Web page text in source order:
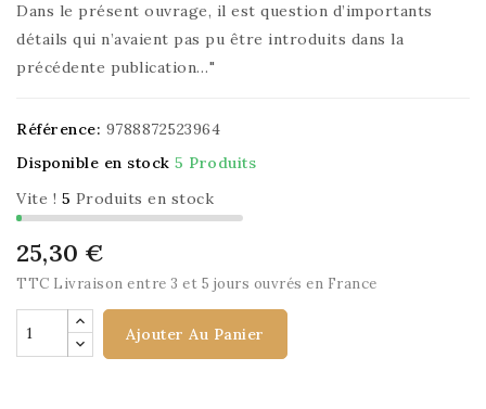
Dans le présent ouvrage, il est question d’importants
détails qui n’avaient pas pu être introduits dans la
précédente publication…"
Référence: 9788872523964
Disponible en stock 5 Produits
Vite ! 5 Produits en stock
25,30 €
TTC Livraison entre 3 et 5 jours ouvrés en France
Ajouter Au Panier